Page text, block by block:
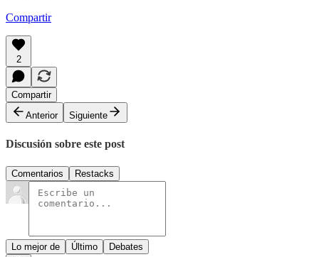
Compartir
2
Compartir
Anterior
Siguiente
Discusión sobre este post
Comentarios Restacks
Lo mejor de Último Debates